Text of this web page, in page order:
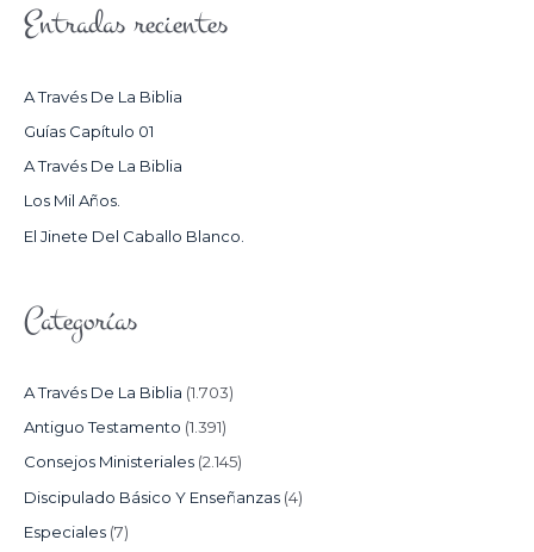
C
R
:
Entradas recientes
A Través De La Biblia
Guías Capítulo 01
A Través De La Biblia
Los Mil Años.
El Jinete Del Caballo Blanco.
Categorías
A Través De La Biblia (1.703)
Antiguo Testamento (1.391)
Consejos Ministeriales (2.145)
Discipulado Básico Y Enseñanzas (4)
Especiales (7)